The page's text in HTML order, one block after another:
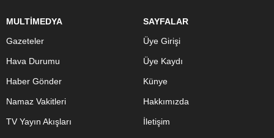
MULTİMEDYA
Gazeteler
Hava Durumu
Haber Gönder
Namaz Vakitleri
TV Yayın Akışları
SAYFALAR
Üye Girişi
Üye Kaydı
Künye
Hakkımızda
İletişim